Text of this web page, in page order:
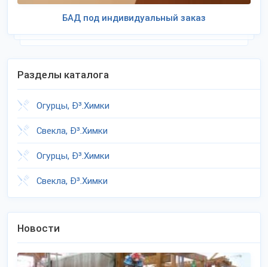
БАД под индивидуальный заказ
Разделы каталога
Огурцы, Ð³.Химки
Свекла, Ð³.Химки
Огурцы, Ð³.Химки
Свекла, Ð³.Химки
Новости